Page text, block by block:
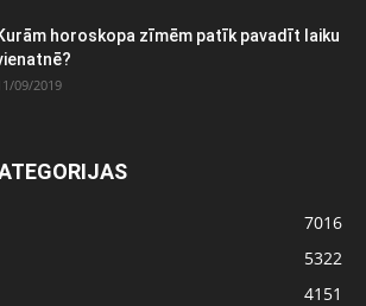
horoskopa zīmēm patīk pavadīt laiku
09/2019
7016
5322
4151